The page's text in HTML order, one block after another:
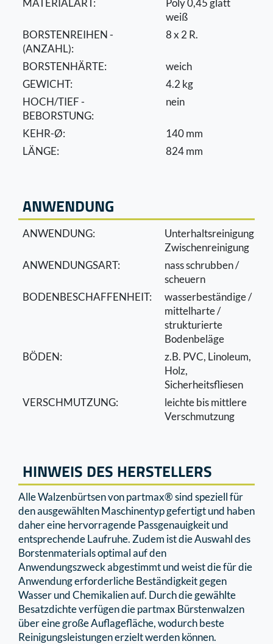
MATERIALART:
Poly 0,45 glatt
weiß
BORSTENREIHEN -
(ANZAHL):
8 x 2 R.
BORSTENHÄRTE:
weich
GEWICHT:
4.2 kg
HOCH/TIEF -
BEBORSTUNG:
nein
KEHR-Ø:
140 mm
LÄNGE:
824 mm
ANWENDUNG
ANWENDUNG:
Unterhaltsreinigung,
Zwischenreinigung
ANWENDUNGSART:
nass schrubben /
scheuern
BODENBESCHAFFENHEIT:
wasserbeständige /
mittelharte /
strukturierte
Bodenbeläge
BÖDEN:
z.B. PVC, Linoleum,
Holz,
Sicherheitsﬂiesen
VERSCHMUTZUNG:
leichte bis mittlere
Verschmutzung
HINWEIS DES HERSTELLERS
Alle Walzenbürtsen von partmax® sind speziell für
den ausgewählten Maschinentyp gefertigt und haben
daher eine hervorragende Passgenauigkeit und
entsprechende Laufruhe. Zudem ist die Auswahl des
Borstenmaterials optimal auf den
Anwendungszweck abgestimmt und weist die für die
Anwendung erforderliche Beständigkeit gegen
Wasser und Chemikalien auf. Durch die gewählte
Besatzdichte verfügen die partmax Bürstenwalzen
über eine große Auflagefläche, wodurch beste
Reinigungsleistungen erzielt werden können.